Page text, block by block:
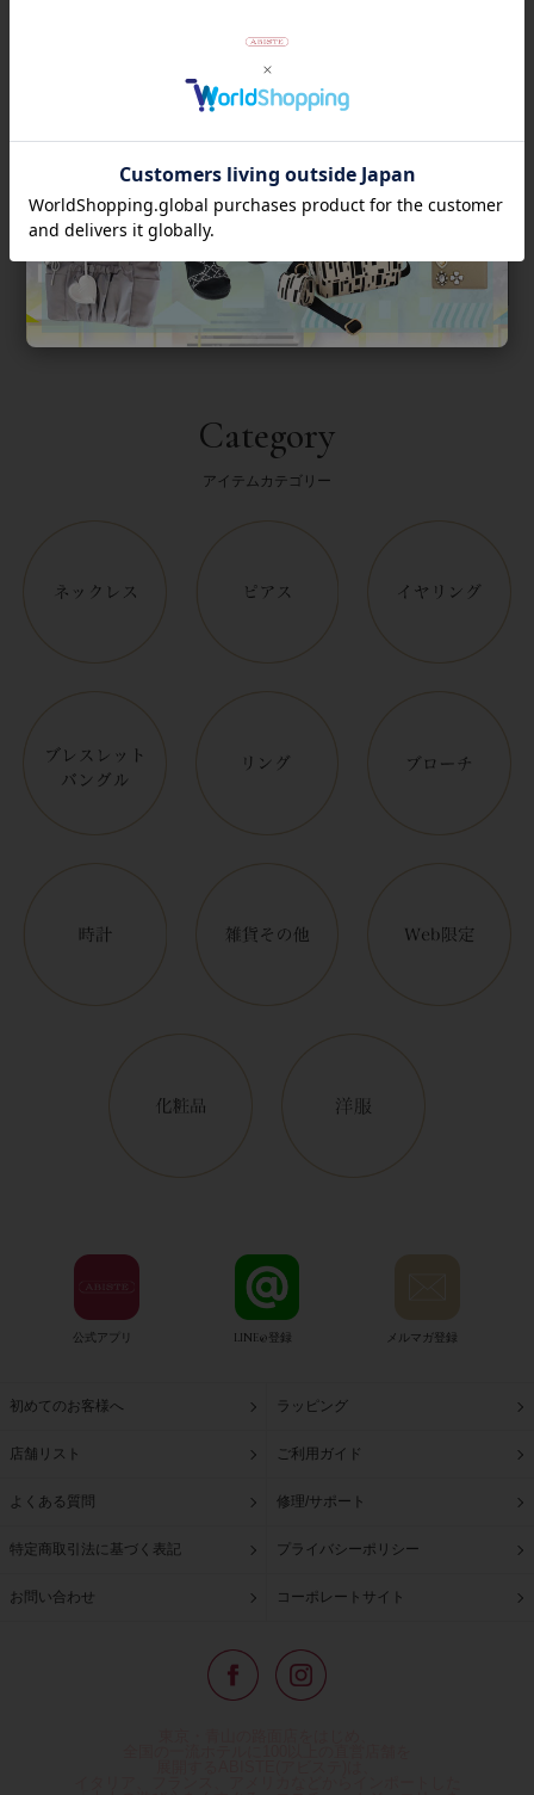
返品について
Category
アイテムカテゴリー
公式アプリ LINE@登録 メルマガ登録
初めてのお客様へ ラッピング
店舗リスト ご利用ガイド
よくある質問 修理/サポート
特定商取引法に基づく表記 プライバシーポリシー
お問い合わせ コーポレートサイト